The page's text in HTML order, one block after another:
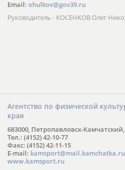
Email: ohulkov@gov39.ru
Руководитель - КОСЕНКОВ Олег
Агентство по физической
края
683000, Петропавловск-
Тел.: (4152) 42-10-77
Факс: (4152) 42-11-15
E-mail: kamsport@mail.kamchatka.ru
www.kamsport.ru